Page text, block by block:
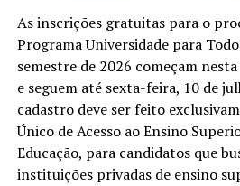
receberão certificado do nível
Compartilhe isso:
LinkedIn Telegram
As inscrições gratuitas para o
Programa Universidade para
semestre de 2026 começam
e seguem até sexta-feira, 10 de
cadastro deve ser feito
Único de Acesso ao Ensino
Educação, para candidatos que
instituições privadas de ensino